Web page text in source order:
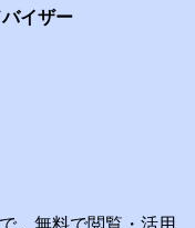
イザー
、無料で閲覧・活用